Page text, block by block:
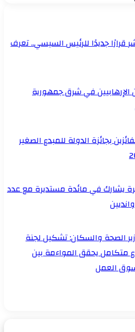
قرارًا جديدًا للرئيس السيسي.. تعرف
الإرهابيين في شرق جمهورية
بجائزة الدولة للمبدع الصغير
يشارك في مائدة مستديرة مع عدد
الصحة والسكان: تشكيل لجنة
متكامل يحقق المواءمة بين
العمل